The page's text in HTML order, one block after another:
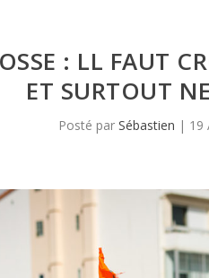
: LL FAUT
ET SURTOUT
Posté par Sébastien | 19